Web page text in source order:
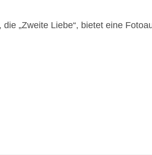
„Zweite Liebe“, bietet eine